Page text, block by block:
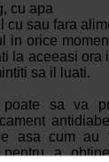
cu apa
cu sau fara
in orice
la aceeasi ora
sa il luati.
poate sa va
asa cum au
pentru a